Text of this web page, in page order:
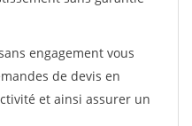
engagement vous
de devis en
et ainsi assurer un